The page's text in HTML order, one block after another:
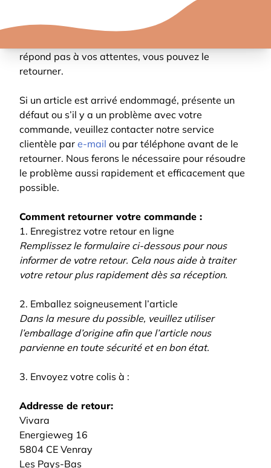
Vous êtes libre d’inspecter et d’évaluer le produit
chez vous, comme vous le feriez dans un magasin
répond pas à vos attentes, vous pouvez le
retourner.
Si un article est arrivé endommagé, présente un
défaut ou s’il y a un problème avec votre
commande, veuillez contacter notre service
clientèle par e-mail ou par téléphone avant de le
retourner. Nous ferons le nécessaire pour résoudre
le problème aussi rapidement et efficacement que
possible.
Comment retourner votre commande :
1. Enregistrez votre retour en ligne
Remplissez le formulaire ci-dessous pour nous
informer de votre retour. Cela nous aide à traiter
votre retour plus rapidement dès sa réception.
2. Emballez soigneusement l’article
Dans la mesure du possible, veuillez utiliser
l’emballage d’origine afin que l’article nous
parvienne en toute sécurité et en bon état.
3. Envoyez votre colis à :
Addresse de retour:
Vivara
Energieweg 16
5804 CE Venray
Les Pays-Bas